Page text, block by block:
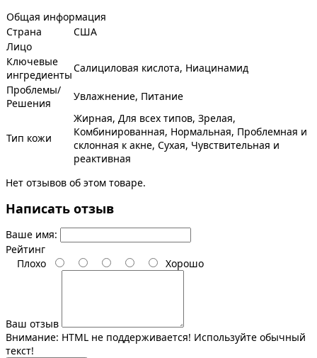
Общая информация
Страна
США
Лицо
Ключевые
ингредиенты
Салициловая кислота, Ниацинамид
Проблемы/
Решения
Увлажнение, Питание
Тип кожи
Жирная, Для всех типов, Зрелая,
Комбинированная, Нормальная, Проблемная и
склонная к акне, Сухая, Чувствительная и
реактивная
Нет отзывов об этом товаре.
Написать отзыв
Ваше имя:
Рейтинг
Плохо
Хорошо
Ваш отзыв
Внимание: HTML не поддерживается! Используйте обычный
текст!